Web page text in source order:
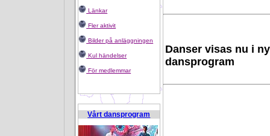
Länkar
Fler aktivit
Bilder på anläggningen
Kul händelser
För medlemmar
Vårt dansprogram
Danser visas nu i
dansprogram